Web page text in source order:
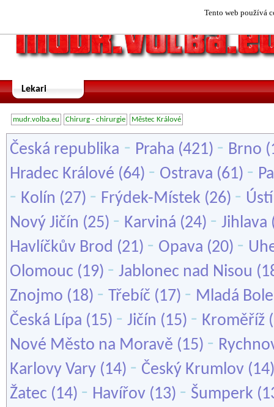
Tento web používá
Lekari
mudr.volba.eu Chirurg - chirurgie Městec Králové
Česká republika - Praha (421) - Brno
Hradec Králové (64) - Ostrava (61) -
- Kolín (27) - Frýdek-Místek (26) -
Nový Jičín (25) - Karviná (24) - Jihlava
Havlíčkův Brod (21) - Opava (20) -
Olomouc (19) - Jablonec nad Nisou
Znojmo (18) - Třebíč (17) - Mladá
Česká Lípa (15) - Jičín (15) - Kroměříž
Nové Město na Moravě (15) -
Karlovy Vary (14) - Český Krumlov
Žatec (14) - Havířov (13) - Šumperk